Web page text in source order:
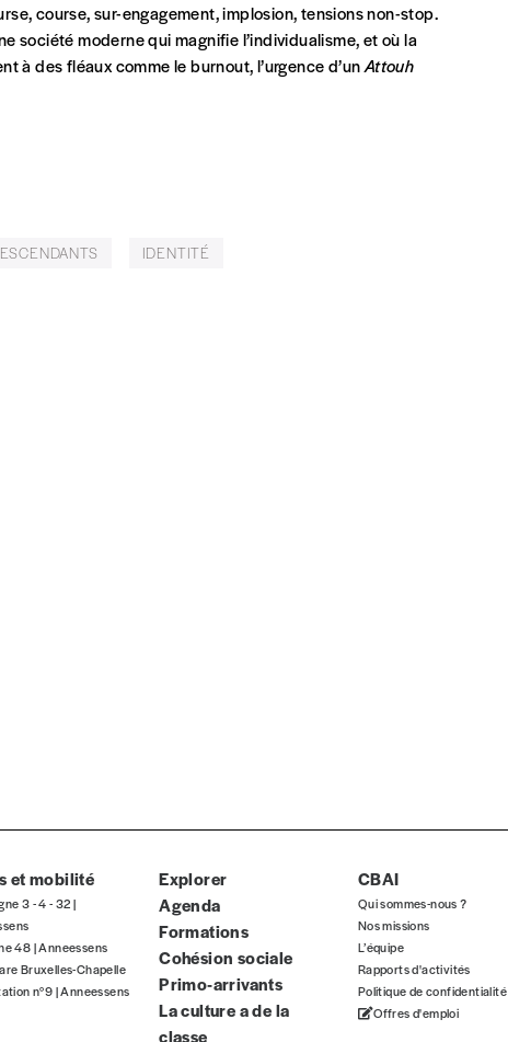
derniers numéros publiés.
ou numéro au choix.
course, sur-engagement, implosion, tensions non-stop.
société moderne qui magnifie l’individualisme, et où la
à des fléaux comme le burnout, l’urgence d’unAttouh
IDENTITÉ
et mobilité
3 - 4 - 32 |
48 | Anneessens
Bruxelles-Chapelle
n°9 | Anneessens
Explorer
Agenda
Formations
Cohésion sociale
Primo-arrivants
La culture a de la
classe
CBAI
Qui sommes-nous ?
Nos missions
L’équipe
Rapports d'activités
Politique de confidentialité
Offres d'emploi